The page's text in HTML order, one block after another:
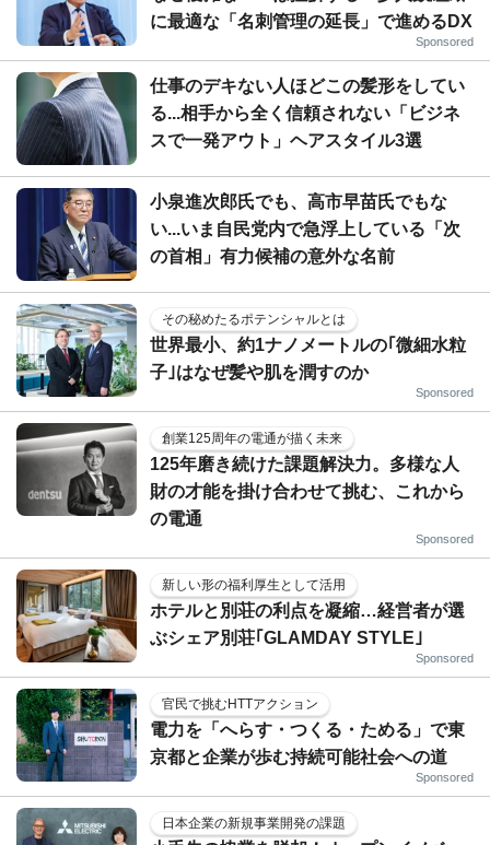
に最適な「名刺管理の延長」で進めるDX
Sponsored
仕事のデキない人ほどこの髪形をしてい
る...相手から全く信頼されない「ビジネ
スで一発アウト」ヘアスタイル3選
小泉進次郎氏でも、高市早苗氏でもな
い...いま自民党内で急浮上している「次
の首相」有力候補の意外な名前
その秘めたるポテンシャルとは
世界最小、約1ナノメートルの｢微細水粒
子｣はなぜ髪や肌を潤すのか
Sponsored
創業125周年の電通が描く未来
125年磨き続けた課題解決力。多様な人
財の才能を掛け合わせて挑む、これから
の電通
Sponsored
新しい形の福利厚生として活用
ホテルと別荘の利点を凝縮…経営者が選
ぶシェア別荘｢GLAMDAY STYLE｣
Sponsored
官民で挑むHTTアクション
電力を「へらす・つくる・ためる」で東
京都と企業が歩む持続可能社会への道
Sponsored
日本企業の新規事業開発の課題